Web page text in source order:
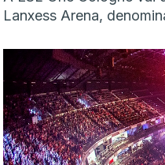
Lanxess Arena,